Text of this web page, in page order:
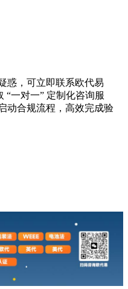
惑，可立即联系欧代易
“一对一” 定制化咨询服
动合规流程，高效完成验